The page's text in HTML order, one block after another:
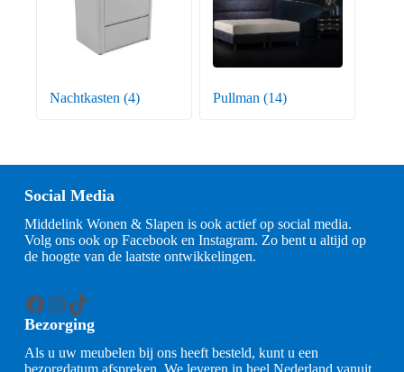
Nachtkasten (4) Pullman (14)
Social Media
Middelink Wonen & Slapen is ook actief op social media.
Volg ons ook op Facebook en Instagram. Zo bent u altijd op
de hoogte van de laatste ontwikkelingen.
Facebook
Instagram
TikTok
Bezorging
Als u uw meubelen bij ons heeft besteld, kunt u een
bezorgdatum afspreken. We leveren in heel Nederland vanuit